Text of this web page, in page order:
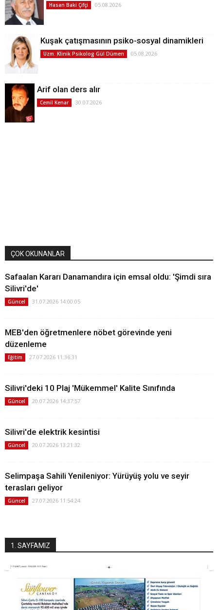
Hasan Baki Çifçi 05.08.2026
Kuşak çatışmasının psiko-sosyal dinamikleri
Uzm. Klinik Psikolog Gül Dümen 05.08.2026
Arif olan ders alır
Cemil Kenar 30.07.2026
ÇOK OKUNANLAR
Safaalan Kararı Danamandıra için emsal oldu: 'Şimdi sıra
Silivri'de'
Güncel 31.07.2026 14:00:05
MEB'den öğretmenlere nöbet görevinde yeni
düzenleme
Eğitim 27.07.2026 11:36:31
Silivri'deki 10 Plaj 'Mükemmel' Kalite Sınıfında
Güncel 20.07.2026 14:37:57
Silivri'de elektrik kesintisi
Güncel 20.07.2026 13:21:32
Selimpaşa Sahili Yenileniyor: Yürüyüş yolu ve seyir
terasları geliyor
Güncel 27.07.2026 11:54:24
1. SAYFAMIZ